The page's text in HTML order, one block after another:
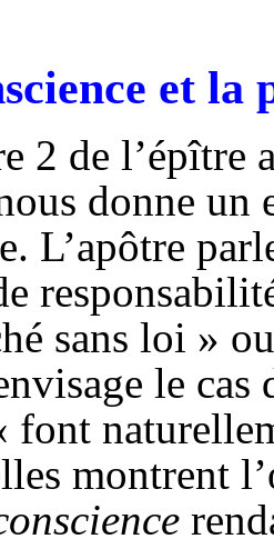
et la
2 de l’épître
donne un
L’apôtre
sans loi »
le cas
montrent